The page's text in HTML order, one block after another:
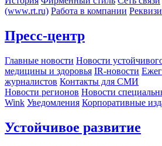
(www.rt.ru) Работа в компании
Пресс-центр
Главные новости Новости
медицины и здоровья IR-новости
журналистов Контакты для СМИ
Новости регионов Новости
Wink Уведомления Корпоративные
Устойчивое развитие